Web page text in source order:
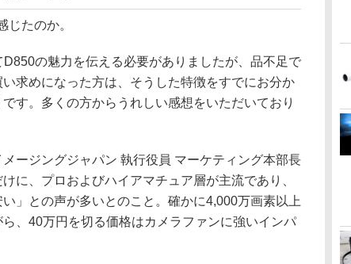
じたのか。
D850の魅力を伝える必要がありましたが、品不足で
求めになった方は、そうした特徴をすでにお分か
す。多くの方からうれしい感想をいただいており
ージングジャパン 執行役員 マーケティング本部長
に、プロおよびハイアマチュア層が主流であり、
」との声が多いとのこと。確かに4,000万画素以上
、40万円を切る価格はカメラファンに強いインパ